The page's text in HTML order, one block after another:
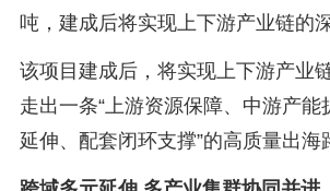
吨，建成后将实现上下游产业链的
该项目建成后，将实现上下游产业
走出一条“上游资源保障、中游产能
延伸、配套闭环支撑”的高质量出海